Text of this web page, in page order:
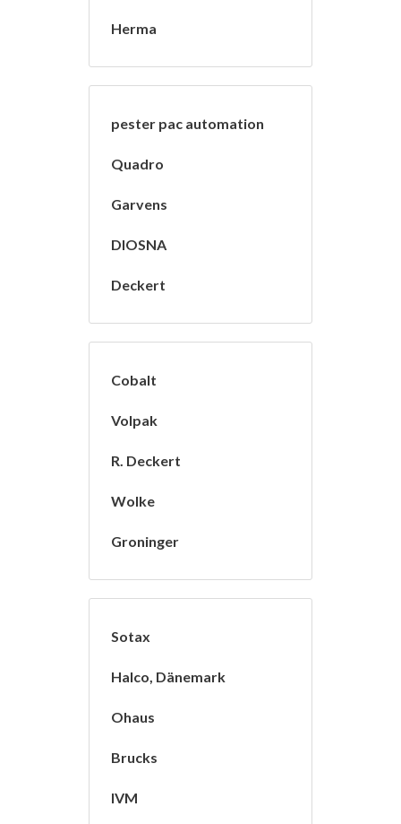
Herma
pester pac automation
Quadro
Garvens
DIOSNA
Deckert
Cobalt
Volpak
R. Deckert
Wolke
Groninger
Sotax
Halco, Dänemark
Ohaus
Brucks
IVM